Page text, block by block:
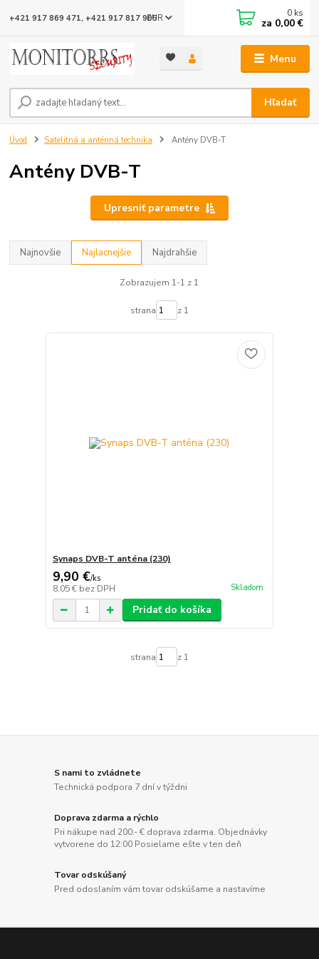
Menu
EUR
Hľadať
+421 917 869 471, +421 917 817 905 0 ks
za 0,00 €
Úvod Satelitná a anténná technika Antény DVB-T
Antény DVB-T
Upresniť parametre
Najnovšie Najlacnejšie Najdrahšie
Zobrazujem 1-1 z 1
strana z 1
Synaps DVB-T anténa (230)
9,90 €/ks
8,05 € bez DPH Skladom
Pridať do košíka
strana z 1
S nami to zvládnete
Technická podpora 7 dní v týždni
Doprava zdarma a rýchlo
Pri nákupe nad 200.- € doprava zdarma. Objednávky
vytvorene do 12:00 Posielame ešte v ten deň
Tovar odskúšaný
Pred odoslaním vám tovar odskúšame a nastavíme